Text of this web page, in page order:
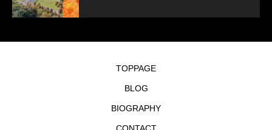
TOPPAGE
BLOG
BIOGRAPHY